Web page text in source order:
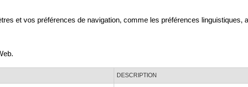
et vos préférences de navigation, comme les préférences linguistiques,
DESCRIPTION